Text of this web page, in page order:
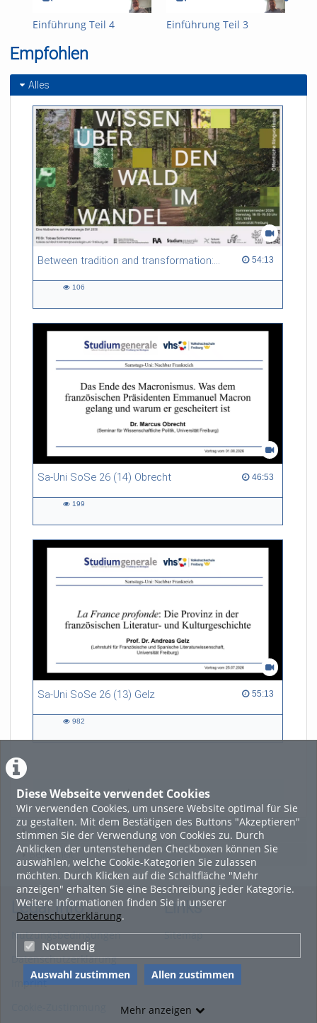
Diese Webseite verwendet Cookies
Wir verwenden Cookies, um unsere Website optimal für Sie
zu gestalten. Mit dem Bestätigen des Buttons "Akzeptieren"
stimmen Sie der Verwendung von Cookies zu. Durch
Anklicken der untenstehenden Checkboxen können Sie
auswählen, welche Cookie-Kategorien Sie zulassen
möchten. Durch Klicken auf die Schaltfläche "Mehr
anzeigen" erhalten Sie eine Beschreibung jeder Kategorie.
Weitere Informationen finden Sie in unserer
Datenschutzerklärung.
Notwendig
Auswahl zustimmen Allen zustimmen
Mehr anzeigen
Einführung Teil 4 Einführung Teil 3
Empfohlen
Alles
Between tradition and transformation: how owners, advisers and institutions co-create knowledge for resilient forests in Europe 54:13
54:13 duration
106
Sa-Uni SoSe 26 (14) Obrecht 46:53
46:53 duration
199
Sa-Uni SoSe 26 (13) Gelz 55:13
55:13 duration
982
LADE MEHR
Featured
Beliebtheit
Legal Info
Nutzungsbedingungen
Datenschutzerklärung
Imprint
Links
Sitemap